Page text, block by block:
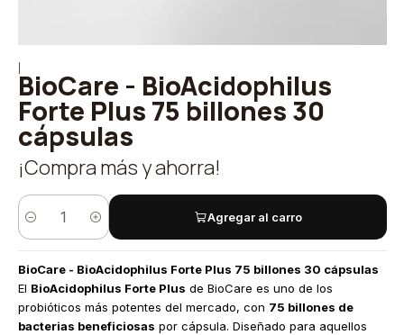
BioCare - BioAcidophilus
Forte Plus 75 billones 30
cápsulas
¡Compra más y ahorra!
Cantidad
Agregar al carro
BioCare - BioAcidophilus Forte Plus 75 billones 30 cápsulas
El BioAcidophilus Forte Plus de BioCare es uno de los
probióticos más potentes del mercado, con 75 billones de
bacterias beneficiosas por cápsula. Diseñado para aquellos